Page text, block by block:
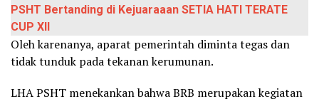
PSHT Bertanding di Kejuaraaan SETIA HATI TERATE
CUP XII
Oleh karenanya, aparat pemerintah diminta tegas dan
tidak tunduk pada tekanan kerumunan.
LHA PSHT menekankan bahwa BRB merupakan kegiatan